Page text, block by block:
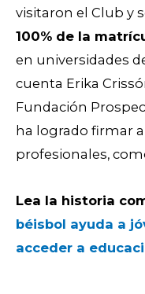
visitaron el Club y
100% de la
en universidades
cuenta Erika
Fundación
ha logrado firmar a
profesionales,
Lea la historia
béisbol ayuda a
acceder a